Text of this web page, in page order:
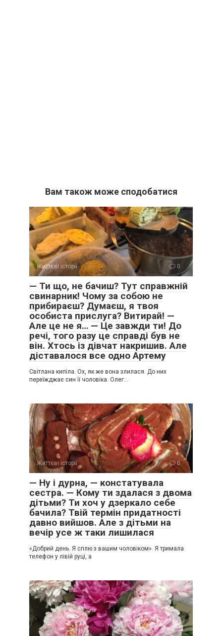
Вам також може сподобатися
Життєві історії 0
— Ти що, не бачиш? Тут справжній
свинарник! Чому за собою не
прибираєш? Думаєш, я твоя
особиста прислуга? Витирай! —
Але це не я… — Це завжди ти! До
речі, того разу це справді був не
він. Хтось із дівчат накришив. Але
діставалося все одно Артему
Світлана кипіла. Ох, як же вона злилася. До них
переїжджає син її чоловіка. Олег…
Життєві історії 0
— Ну і дурна, — констатувала
сестра. — Кому ти здалася з двома
дітьми? Ти хоч у дзеркало себе
бачила? Твій термін придатності
давно вийшов. Але з дітьми на
вечір усе ж таки лишилася
«Добрий день. Я сплю з вашим чоловіком». Я тримала
телефон у лівій руці, а